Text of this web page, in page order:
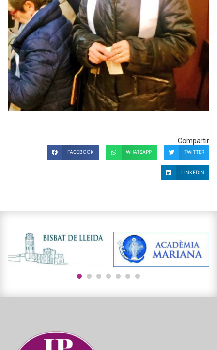
Compartir
FACEBOOK WHATSAPP TWITTER
LINKEDIN